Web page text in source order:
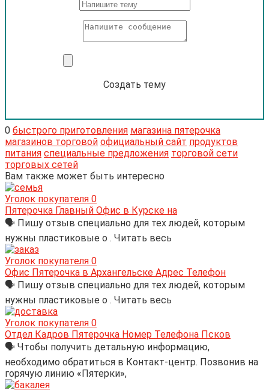
Создать тему
0 быстрого приготовления магазина пятерочка
магазинов торговой официальный сайт продуктов
питания специальные предложения торговой сети
торговых сетей
Вам также может быть интересно
Уголок покупателя 0
Пятерочка Главный Офис в Курске на
🗣 Пишу отзыв специально для тех людей, которым
нужны пластиковые о . Читать весь
Уголок покупателя 0
Офис Пятерочка в Архангельске Адрес Телефон
🗣 Пишу отзыв специально для тех людей, которым
нужны пластиковые о . Читать весь
Уголок покупателя 0
Отдел Кадров Пятерочка Номер Телефона Псков
🗣 Чтобы получить детальную информацию,
необходимо обратиться в Контакт-центр. Позвонив на
горячую линию «Пятерки»,